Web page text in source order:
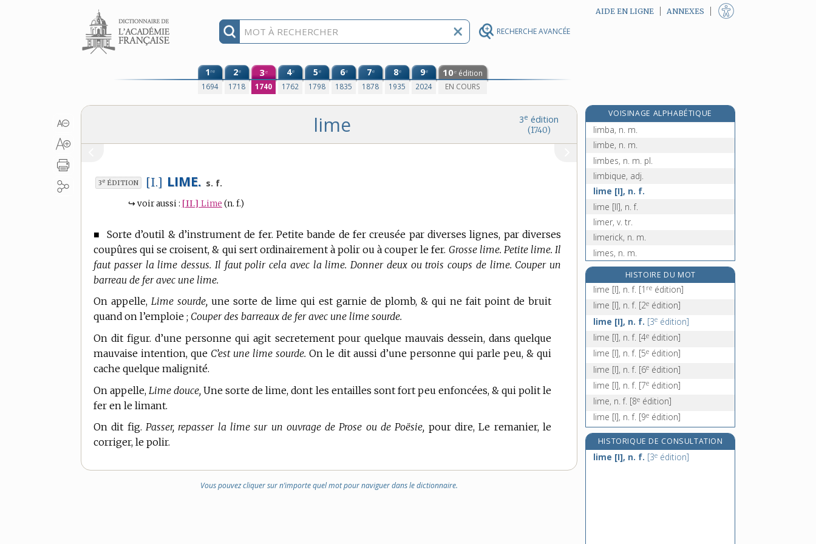
RECHERCHE AVANCÉE
Aller au contenu AIDE EN LIGNE ANNEXES
1re
1694
2e
1718
3e
1740
4e
1762
5e
1798
6e
1835
7e
1878
8e
1935
9e
2024
10e édition
EN COURS
3e édition
(1740)
lime
3e ÉDITION [I.] LIME. s. f.
↪ voir aussi : [II.] Lime (n. f.)
■Sorte d’outil & d’instrument de fer. Petite bande de fer creusée par diverses lignes, par diverses
coupûres qui se croisent, & qui sert ordinairement à polir ou à couper le fer. Grosse lime. Petite lime. Il
faut passer la lime dessus. Il faut polir cela avec la lime. Donner deux ou trois coups de lime. Couper un
barreau de fer avec une lime.
On appelle,Lime sourde, une sorte de lime qui est garnie de plomb, & qui ne fait point de bruit
quand on l’emploie ; Couper des barreaux de fer avec une lime sourde.
On dit figur. d’une personne qui agit secretement pour quelque mauvais dessein, dans quelque
mauvaise intention, que C’est une lime sourde. On le dit aussi d’une personne qui parle peu, & qui
cache quelque malignité.
On appelle, Lime douce, Une sorte de lime, dont les entailles sont fort peu enfoncées, & qui polit le
fer en le limant.
On dit fig. Passer, repasser la lime sur un ouvrage de Prose ou de Poësie, pour dire, Le remanier, le
corriger, le polir.
Vous pouvez cliquer sur n’importe quel mot pour naviguer dans le dictionnaire.
VOISINAGE ALPHABÉTIQUE
limande-sole, n. f.
limba, n. m.
limbe, n. m.
limbes, n. m. pl.
limbique, adj.
lime [I], n. f.
lime [II], n. f.
limer, v. tr.
limerick, n. m.
limes, n. m.
limette, n. f.
limettier, n. m.
limier, n. m.
HISTOIRE DU MOT
lime [I], n. f. [1 re édition]
lime [I], n. f. [2e édition]
lime [I], n. f. [3e édition]
lime [I], n. f. [4e édition]
lime [I], n. f. [5e édition]
lime [I], n. f. [6e édition]
lime [I], n. f. [7e édition]
lime, n. f. [8e édition]
lime [I], n. f. [9e édition]
HISTORIQUE DE CONSULTATION
lime [I], n. f. [3e édition]